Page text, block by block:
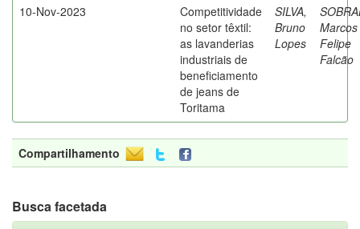
10-Nov-2023
Competitividade
no setor têxtil:
as lavanderias
industriais de
beneficiamento
de jeans de
Toritama
SILVA,
Bruno
Lopes
Marcos
Felipe
Falcão
Compartilhamento
Busca facetada